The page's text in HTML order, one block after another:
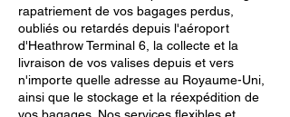
rapatriement de vos bagages perdus,
oubliés ou retardés depuis l'aéroport
d'Heathrow Terminal 6, la collecte et la
livraison de vos valises depuis et vers
n'importe quelle adresse au Royaume-Uni,
ainsi que le stockage et la réexpédition de